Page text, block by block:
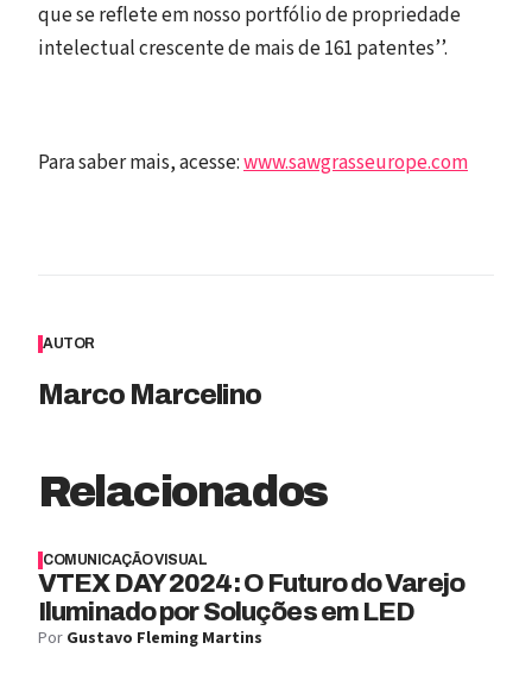
que se reflete em nosso portfólio de propriedade
intelectual crescente de mais de 161 patentes’’.
Para saber mais, acesse:www.sawgrasseurope.com
AUTOR
Marco Marcelino
Relacionados
COMUNICAÇÃO VISUAL
VTEX DAY 2024: O Futuro do Varejo
Iluminado por Soluções em LED
Por Gustavo Fleming Martins